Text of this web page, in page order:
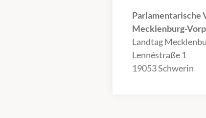
Parlamentarische
Mecklenburg-
Landtag
Lennéstraße 1
19053 Schwerin